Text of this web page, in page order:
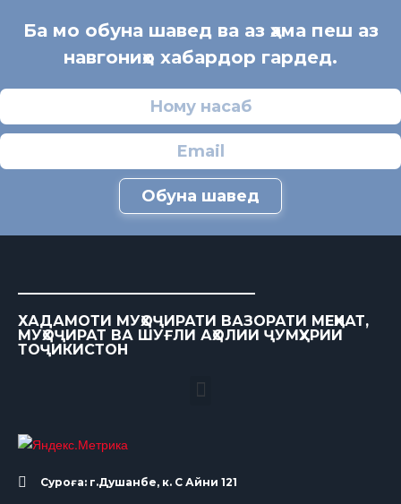
Ба мо обуна шавед ва аз ҳама пеш аз
навгониҳо хабардор гардед.
Обуна шавед
ХАДАМОТИ МУҲОҶИРАТИ ВАЗОРАТИ МЕҲНАТ,
МУҲОҶИРАТ ВА ШУҒЛИ АҲОЛИИ ҶУМҲУРИИ
ТОҶИКИСТОН
Суроға: г.Душанбе, к. С Айни 121